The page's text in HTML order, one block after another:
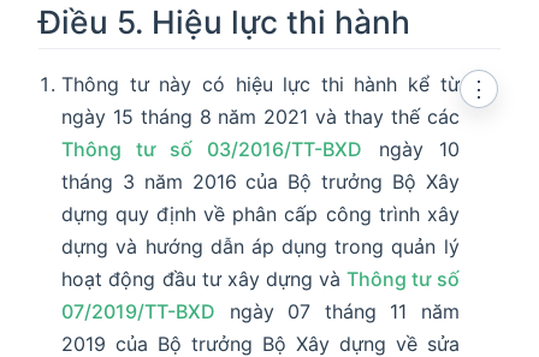
Điều 5. Hiệu lực thi hành
Thông tư này có hiệu lực thi hành kể từ
ngày 15 tháng 8 năm 2021 và thay thế các
Thông tư số 03/2016/TT-BXD ngày 10
tháng 3 năm 2016 của Bộ trưởng Bộ Xây
dựng quy định về phân cấp công trình xây
dựng và hướng dẫn áp dụng trong quản lý
hoạt động đầu tư xây dựng vàThông tư số
07/2019/TT-BXD ngày 07 tháng 11 năm
2019 của Bộ trưởng Bộ Xây dựng về sửa
⋮